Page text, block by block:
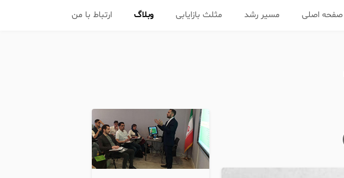
صفحه اصلی مسیر رشد مثلث بازایابی وبلاگ ارتباط با من